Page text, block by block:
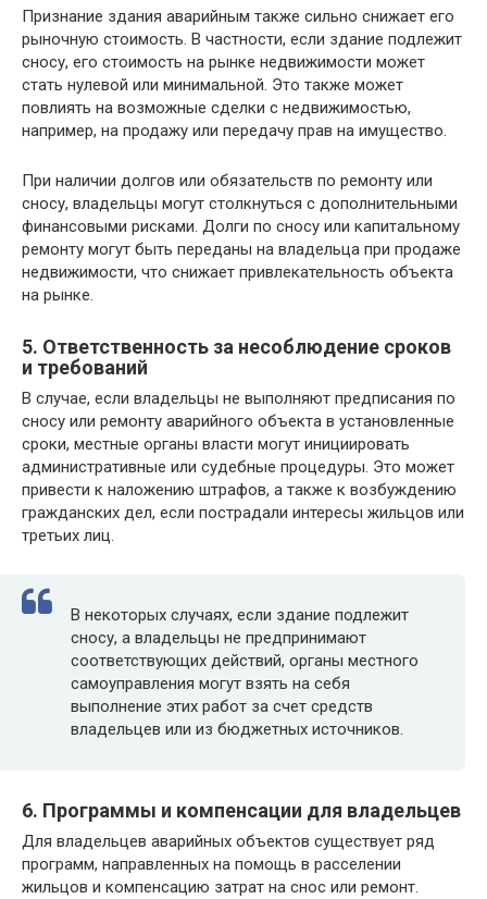
Признание здания аварийным также сильно снижает его
рыночную стоимость. В частности, если здание подлежит
сносу, его стоимость на рынке недвижимости может
стать нулевой или минимальной. Это также может
повлиять на возможные сделки с недвижимостью,
например, на продажу или передачу прав на имущество.
При наличии долгов или обязательств по ремонту или
сносу, владельцы могут столкнуться с дополнительными
финансовыми рисками. Долги по сносу или капитальному
ремонту могут быть переданы на владельца при продаже
недвижимости, что снижает привлекательность объекта
на рынке.
5. Ответственность за несоблюдение сроков
и требований
В случае, если владельцы не выполняют предписания по
сносу или ремонту аварийного объекта в установленные
сроки, местные органы власти могут инициировать
административные или судебные процедуры. Это может
привести к наложению штрафов, а также к возбуждению
гражданских дел, если пострадали интересы жильцов или
третьих лиц.
В некоторых случаях, если здание подлежит
сносу, а владельцы не предпринимают
соответствующих действий, органы местного
самоуправления могут взять на себя
выполнение этих работ за счет средств
владельцев или из бюджетных источников.
6. Программы и компенсации для владельцев
Для владельцев аварийных объектов существует ряд
программ, направленных на помощь в расселении
жильцов и компенсацию затрат на снос или ремонт.